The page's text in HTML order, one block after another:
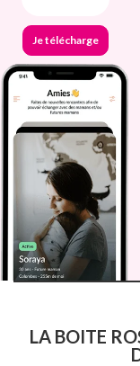
Je télécharge
LA BOITE